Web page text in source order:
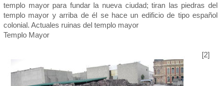
templo mayor para fundar la nueva ciudad; tiran las piedras del
templo mayor y arriba de él se hace un edificio de tipo español
colonial. Actuales ruinas del templo mayor
Templo Mayor
[2]